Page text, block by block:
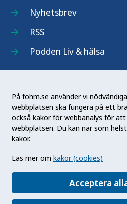
På fohm.se använder vi
webbplatsen ska fungera på ett
också kakor för webbanalys för
webbplatsen. Du kan när som
kakor.
Läs mer om kakor (cookies)
Acceptera
Nyhetsbrev
RSS
Podden Liv & hälsa
Folkhälsomyndigheten
kunskapsmyndighet som
folkhälsa. Det gör
främja hälsa, förebygga
hälsohot. Vår vision är en
samhällets utveckling.